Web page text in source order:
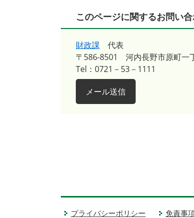
このページに関するお問い
財政課
代表
〒586-8501
河内長野市原町一
Tel：0721－53－1111
メール送信
プライバシーポリシー 免責事